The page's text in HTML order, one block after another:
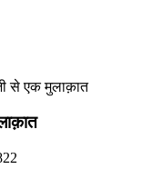
से एक मुलाक़ात